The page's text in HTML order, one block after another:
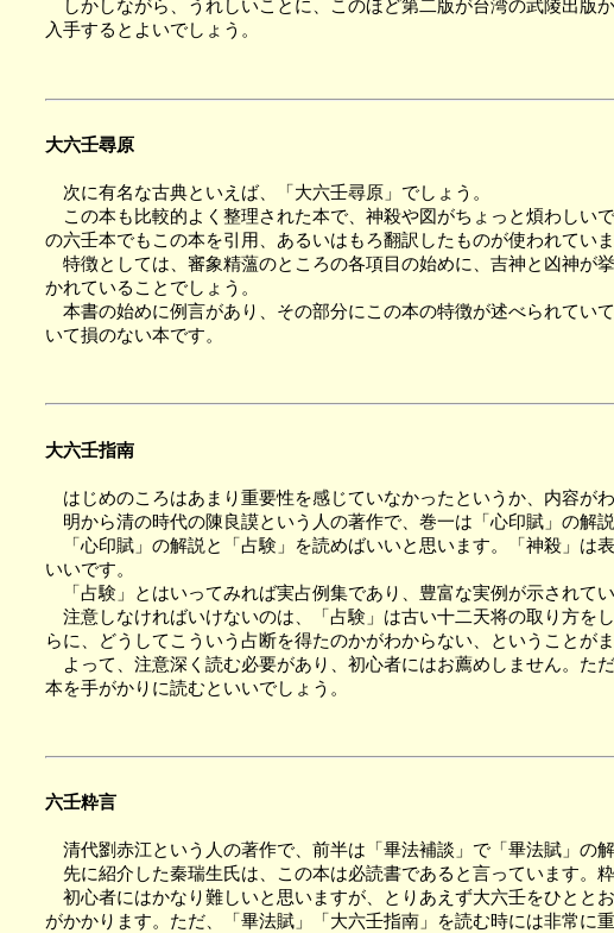
しかしながら、うれしいことに、このほど第二版が台湾の武陵出版
入手するとよいでしょう。
大六壬尋原
次に有名な古典といえば、「大六壬尋原」でしょう。
この本も比較的よく整理された本で、神殺や図がちょっと煩わしい
の六壬本でもこの本を引用、あるいはもろ翻訳したものが使われていま
特徴としては、審象精薀のところの各項目の始めに、吉神と凶神が
かれていることでしょう。
本書の始めに例言があり、その部分にこの本の特徴が述べられてい
いて損のない本です。
大六壬指南
はじめのころはあまり重要性を感じていなかったというか、内容が
明から清の時代の陳良謨という人の著作で、巻一は「心印賦」の解
「心印賦」の解説と「占験」を読めばいいと思います。「神殺」は
いいです。
「占験」とはいってみれば実占例集であり、豊富な実例が示されてい
注意しなければいけないのは、「占験」は古い十二天将の取り方を
らに、どうしてこういう占断を得たのかがわからない、ということがま
よって、注意深く読む必要があり、初心者にはお薦めしません。た
本を手がかりに読むといいでしょう。
六壬粋言
清代劉赤江という人の著作で、前半は「畢法補談」で「畢法賦」の
先に紹介した秦瑞生氏は、この本は必読書であると言っています。
初心者にはかなり難しいと思いますが、とりあえず大六壬をひとと
がかかります。ただ、「畢法賦」「大六壬指南」を読む時には非常に